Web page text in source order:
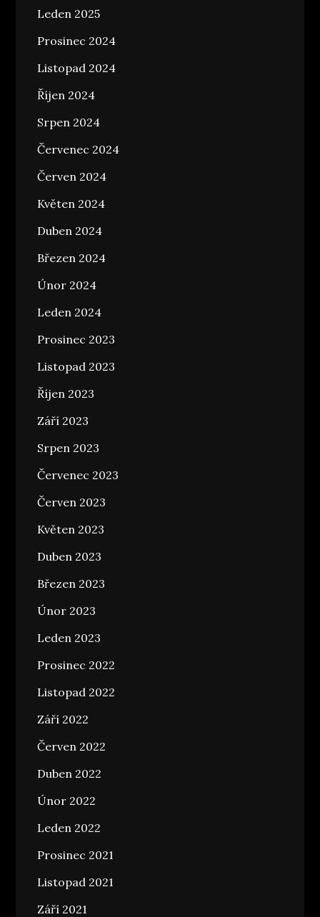
Leden 2025
Prosinec 2024
Listopad 2024
Říjen 2024
Srpen 2024
Červenec 2024
Červen 2024
Květen 2024
Duben 2024
Březen 2024
Únor 2024
Leden 2024
Prosinec 2023
Listopad 2023
Říjen 2023
Září 2023
Srpen 2023
Červenec 2023
Červen 2023
Květen 2023
Duben 2023
Březen 2023
Únor 2023
Leden 2023
Prosinec 2022
Listopad 2022
Září 2022
Červen 2022
Duben 2022
Únor 2022
Leden 2022
Prosinec 2021
Listopad 2021
Září 2021